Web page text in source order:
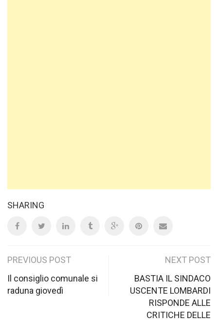
SHARING
Post
navigation
PREVIOUS POST
Il consiglio comunale si
raduna giovedì
NEXT POST
BASTIA IL SINDACO
USCENTE LOMBARDI
RISPONDE ALLE
CRITICHE DELLE